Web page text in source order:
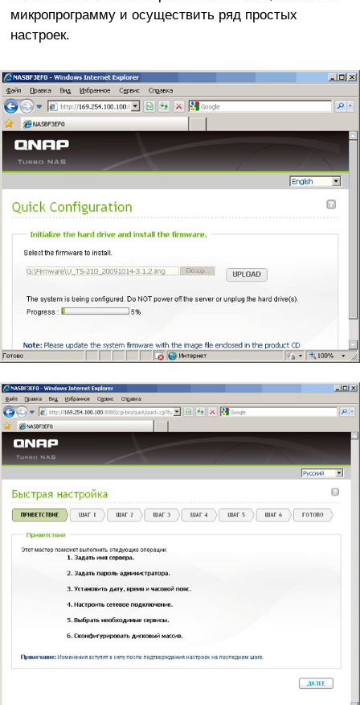
микропрограмму и осуществить ряд простых
настроек.